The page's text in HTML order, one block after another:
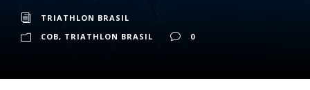
TRIATHLON BRASIL
COB, TRIATHLON BRASIL 0